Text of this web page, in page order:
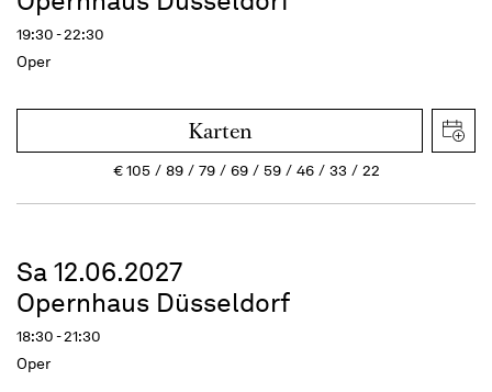
19:30 - 22:30
Oper
Karten
€105 89 79 69 59 46 33 22
Sa 12.06.2027
Opernhaus Düsseldorf
18:30 - 21:30
Oper